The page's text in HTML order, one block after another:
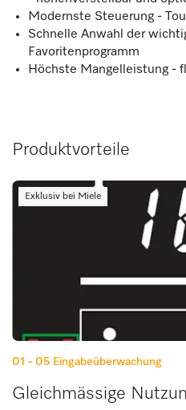
Modernste Steuerung -
Schnelle Anwahl der
Favoritenprogramm
Höchste Mangelleistung -
Produktvorteile
Exklusiv bei Miele
01 - 05 Eingabeüberwachung
Gleichmässige